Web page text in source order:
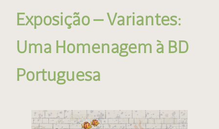
Exposição — Variantes:
Uma Homenagem à BD
Portuguesa